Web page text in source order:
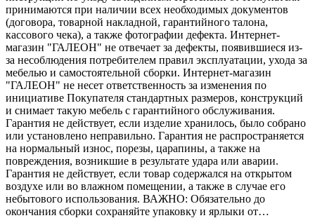
принимаются при наличии всех необходимых документов
(договора, товарной накладной, гарантийного талона,
кассового чека), а также фотографии дефекта. Интернет-
магазин "ГАЛЕОН" не отвечает за дефекты, появившиеся из-
за несоблюдения потребителем правил эксплуатации, ухода за
мебелью и самостоятельной сборки. Интернет-магазин
"ГАЛЕОН" не несет ответственность за изменения по
инициативе Покупателя стандартных размеров, конструкций
и снимает такую мебель с гарантийного обслуживания.
Гарантия не действует, если изделие хранилось, было собрано
или установлено неправильно. Гарантия не распространяется
на нормальный износ, порезы, царапины, а также на
повреждения, возникшие в результате удара или аварии.
Гарантия не действует, если товар содержался на открытом
воздухе или во влажном помещении, а также в случае его
небытового использования. ВАЖНО: Обязательно до
окончания сборки сохраняйте упаковку и ярлыки от…